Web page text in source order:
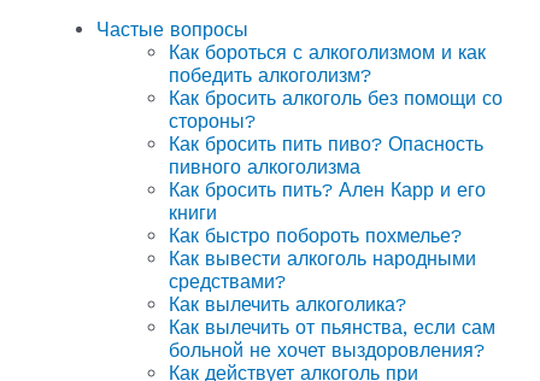
Частые вопросы
Как бороться с алкоголизмом и как
победить алкоголизм?
Как бросить алкоголь без помощи со
стороны?
Как бросить пить пиво? Опасность
пивного алкоголизма
Как бросить пить? Ален Карр и его
книги
Как быстро побороть похмелье?
Как вывести алкоголь народными
средствами?
Как вылечить алкоголика?
Как вылечить от пьянства, если сам
больной не хочет выздоровления?
Как действует алкоголь при